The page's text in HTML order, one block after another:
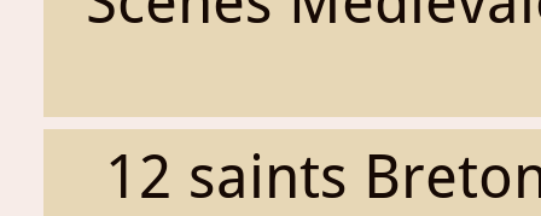
12 saints